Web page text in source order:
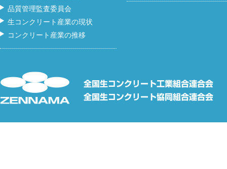
品質管理監査委員会
生コンクリート産業の現状
コンクリート産業の推移